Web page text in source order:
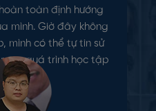
toàn định hướng
mình. Giờ đây không
mình có thể tự tin sử
quá trình học tập
trên lớp.